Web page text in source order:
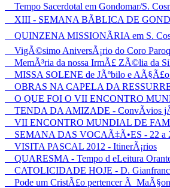
Tempo Sacerdotal em Gondomar/S.
XIII - SEMANA BÃBLICA DE
QUINZENA MISSIONÃRIA em S.
VigÃ©simo AniversÃ¡rio do Coro
MemÃ³ria da nossa IrmÃ£ ZÃ©lia da
MISSA SOLENE de JÃºbilo e AÃ§Ã£o
OBRAS NA CAPELA DA
O QUE FOI O VII ENCONTRO
TENDA DA AMIZADE - ConvÃ­vios
VII ENCONTRO MUNDIAL DE
SEMANA DAS VOCAÃ‡Ã•ES - 22 a
VISITA PASCAL 2012 - ItinerÃ¡rios
QUARESMA - Tempo d eLeitura
CATOLICIDADE HOJE - D.
Pode um CristÃ£o pertencer Ã